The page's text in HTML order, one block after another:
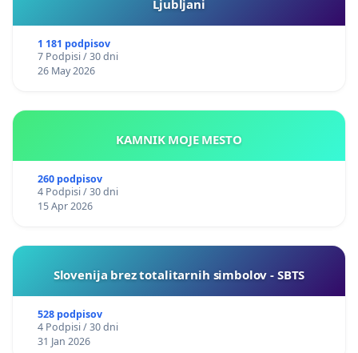
Ljubljani
1 181 podpisov
7 Podpisi / 30 dni
26 May 2026
KAMNIK MOJE MESTO
260 podpisov
4 Podpisi / 30 dni
15 Apr 2026
Slovenija brez totalitarnih simbolov - SBTS
528 podpisov
4 Podpisi / 30 dni
31 Jan 2026